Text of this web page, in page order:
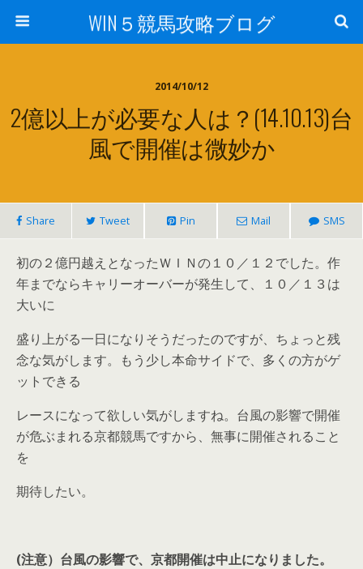
WIN５競馬攻略ブログ
2014/10/12
2億以上が必要な人は？(14.10.13)台
風で開催は微妙か
Share Tweet Pin Mail SMS
初の２億円越えとなったＷＩＮの１０／１２でした。作
年までならキャリーオーバーが発生して、１０／１３は
大いに
盛り上がる一日になりそうだったのですが、ちょっと残
念な気がします。もう少し本命サイドで、多くの方がゲ
ットできる
レースになって欲しい気がしますね。台風の影響で開催
が危ぶまれる京都競馬ですから、無事に開催されること
を
期待したい。
(注意）台風の影響で、京都開催は中止になりました。